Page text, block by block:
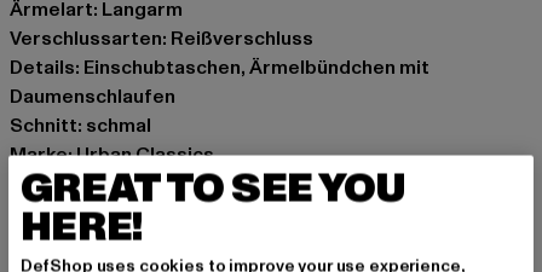
Ärmelart: Langarm
Verschlussarten: Reißverschluss
Details: Einschubtaschen, Ärmelbündchen mit
Daumenschlaufen
Schnitt: schmal
Marke: Urban Classics
Kat.: Zip Hoodies
Farbe: schwarz
Hersteller Farbe: black
GREAT TO SEE YOU
HERE!
DefShop uses cookies to improve your use experience,